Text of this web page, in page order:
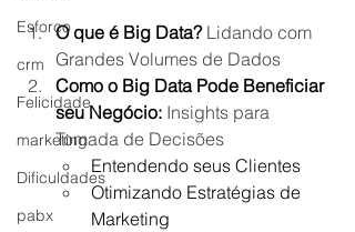
Esforço
crm
Felicidade
marketing
Dificuldades
pabx
O que é Big Data? Lidando com
Grandes Volumes de Dados
Como o Big Data Pode Beneficiar
seu Negócio: Insights para
Tomada de Decisões
Entendendo seus Clientes
Otimizando Estratégias de
Marketing